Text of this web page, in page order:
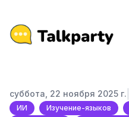
суббота, 22 ноября 2025 г.
ИИ Изучение-языков